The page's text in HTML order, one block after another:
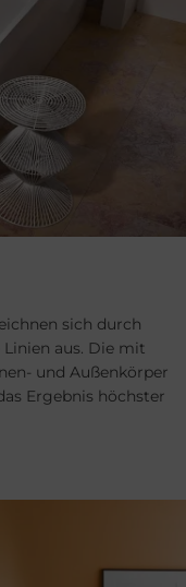
sich durch
aus. Die mit
und Außenkörper
Ergebnis höchster